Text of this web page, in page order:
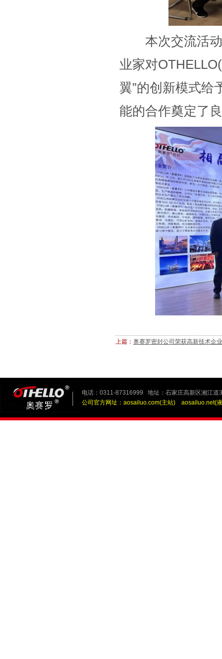
本次交流活动
业家对
翼”的创新模式给
能的合作奠定了
上篇： 奥赛罗密封公司荣获高新技术企
电话：0311-87316999 地址：石家庄高新区湘江道
公司官方网址： aosailuo.com(主站) aosailuo.net(